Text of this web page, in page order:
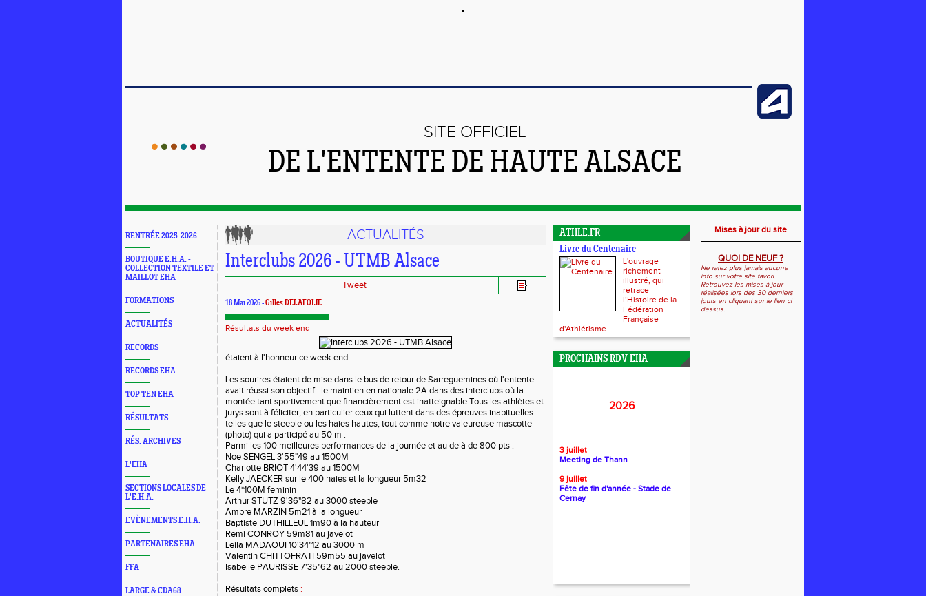
SITE OFFICIEL
DE L'ENTENTE DE HAUTE ALSACE
RENTRÉE 2025-2026
BOUTIQUE E.H.A. -
COLLECTION TEXTILE ET
MAILLOT EHA
FORMATIONS
ACTUALITÉS
RECORDS
RECORDS EHA
TOP TEN EHA
RÉSULTATS
RÉS. ARCHIVES
L'EHA
SECTIONS LOCALES DE
L'E.H.A.
EVÈNEMENTS E.H.A.
PARTENAIRES EHA
FFA
LARGE & CDA68
ACTUALITÉS
Interclubs 2026 - UTMB Alsace
Tweet
18 Mai 2026 -Gilles DELAFOLIE
Résultats du week end
étaient à l'honneur ce week end.
Les sourires étaient de mise dans le bus de retour de Sarreguemines où l'entente
avait réussi son objectif : le maintien en nationale 2A dans des interclubs où la
montée tant sportivement que financièrement est inatteignable.Tous les athlètes et
jurys sont à féliciter, en particulier ceux qui luttent dans des épreuves inabituelles
telles que le steeple ou les haies hautes, tout comme notre valeureuse mascotte
(photo) qui a participé au 50 m .
Parmi les 100 meilleures performances de la journée et au delà de 800 pts :
Noe SENGEL 3'55"49 au 1500M
Charlotte BRIOT 4'44'39 au 1500M
Kelly JAECKER sur le 400 haies et la longueur 5m32
Le 4*100M feminin
Arthur STUTZ 9'36"82 au 3000 steeple
Ambre MARZIN 5m21 à la longueur
Baptiste DUTHILLEUL 1m90 à la hauteur
Remi CONROY 59m81 au javelot
Leila MADAOUI 10'34"12 au 3000 m
Valentin CHITTOFRATI 59m55 au javelot
Isabelle PAURISSE 7'35"62 au 2000 steeple.
Résultats complets :
ATHLE.FR
Livre du Centenaire
L'ouvrage
richement
illustré, qui
retrace
l’Histoire de la
Fédération
Française
d'Athlétisme.
PROCHAINS RDV EHA
2026
3 juillet
Meeting de Thann
9 juillet
Fête de fin d'année - Stade de
Cernay
Mises à jour du site
QUOI DE NEUF ?
Ne ratez plus jamais aucune
info sur votre site favori.
Retrouvez les mises à jour
réalisées lors des 30 derniers
jours en cliquant sur le lien ci
dessus.